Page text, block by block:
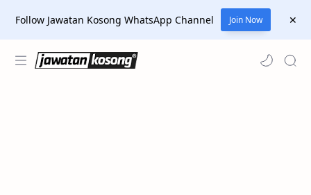
Follow Jawatan Kosong WhatsApp Channel Join Now